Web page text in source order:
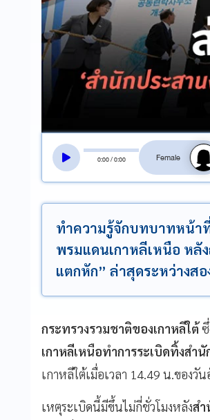
0:00/0:00
สลับเสีย
ทำความรู้จักบทบาทหน้า
พรมแดนเกาหลีเหนือ หลัง
แตกหัก” ล่าสุดระหว่างส
กระทรวงรวมชาติของเกาหลีใต้
เกาหลีเหนือทำการระเบิดทิ้งสำ
เกาหลีใต้เมื่อเวลา 14.49 น.ของวั
เหตุระเบิดนี้มีขึ้นไม่กี่ชั่วโมงหลังสำ